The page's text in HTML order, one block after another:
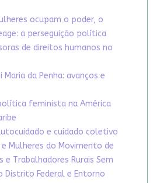
ocupam o poder, o
a perseguição política
de direitos humanos no
Maria da Penha: avanços e
feminista na América
e cuidado coletivo
e Mulheres do Movimento de
e Trabalhadores Rurais Sem
Distrito Federal e Entorno